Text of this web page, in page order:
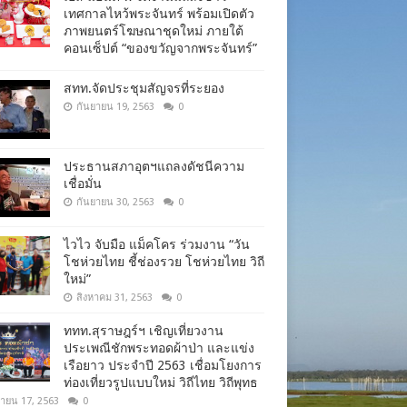
เทศกาลไหว้พระจันทร์ พร้อมเปิดตัว
ภาพยนตร์โฆษณาชุดใหม่ ภายใต้
คอนเซ็ปต์ “ของขวัญจากพระจันทร์”
สทท.จัดประชุมสัญจรที่ระยอง
กันยายน 19, 2563 0
ประธานสภาอุตฯแถลงดัชนีความ
เชื่อมั่น​
กันยายน 30, 2563 0
ไวไว จับมือ แม็คโคร ร่วมงาน “วัน
โชห่วยไทย ชี้ช่องรวย โชห่วยไทย วิถี
ใหม่”
สิงหาคม 31, 2563 0
ททท.สุราษฎร์ฯ เชิญเที่ยวงาน
ประเพณีชักพระทอดผ้าป่า และแข่ง
เรือยาว ประจำปี 2563 เชื่อมโยงการ
ท่องเที่ยวรูปแบบใหม่ วิถีไทย วิถีพุทธ
ยน 17, 2563 0